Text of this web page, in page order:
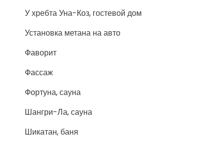
У хребта Уна-Коз, гостевой дом
Установка метана на авто
Фаворит
Фассаж
Фортуна, сауна
Шангри-Ла, сауна
Шикатан, баня